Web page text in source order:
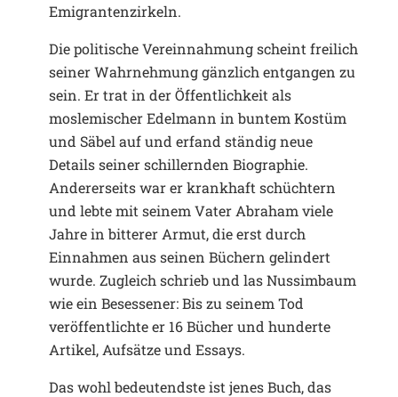
Emigrantenzirkeln.
Die politische Vereinnahmung scheint freilich
seiner Wahrnehmung gänzlich entgangen zu
sein. Er trat in der Öffentlichkeit als
moslemischer Edelmann in buntem Kostüm
und Säbel auf und erfand ständig neue
Details seiner schillernden Biographie.
Andererseits war er krankhaft schüchtern
und lebte mit seinem Vater Abraham viele
Jahre in bitterer Armut, die erst durch
Einnahmen aus seinen Büchern gelindert
wurde. Zugleich schrieb und las Nussimbaum
wie ein Besessener: Bis zu seinem Tod
veröffentlichte er 16 Bücher und hunderte
Artikel, Aufsätze und Essays.
Das wohl bedeutendste ist jenes Buch, das